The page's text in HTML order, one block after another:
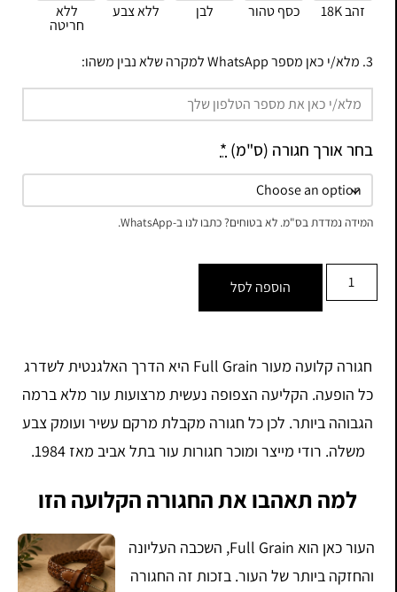
זהב 18K כסף טהור לבן ללא צבע ללא
חריטה
3. מלא/י כאן מספר WhatsApp למקרה שלא נבין משהו:
בחר אורך חגורה (ס"מ) *
המידה נמדדת בס"מ. לא בטוחים? כתבו לנו ב-WhatsApp.
הוספה לסל
חגורה קלועה מעור Full Grain היא הדרך האלגנטית לשדרג
כל הופעה. הקליעה הצפופה נעשית מרצועות עור מלא ברמה
הגבוהה ביותר. לכן כל חגורה מקבלת מרקם עשיר ועומק צבע
משלה. רודי מייצר ומוכר חגורות עור בתל אביב מאז 1984.
למה תאהבו את החגורה הקלועה הזו
העור כאן הוא Full Grain, השכבה העליונה
והחזקה ביותר של העור. בזכות זה החגורה